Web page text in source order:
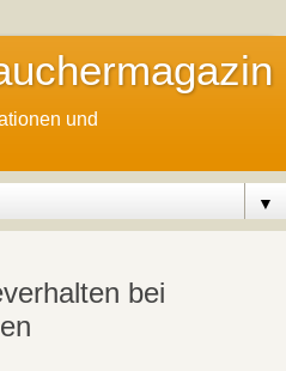
und
▼
bei